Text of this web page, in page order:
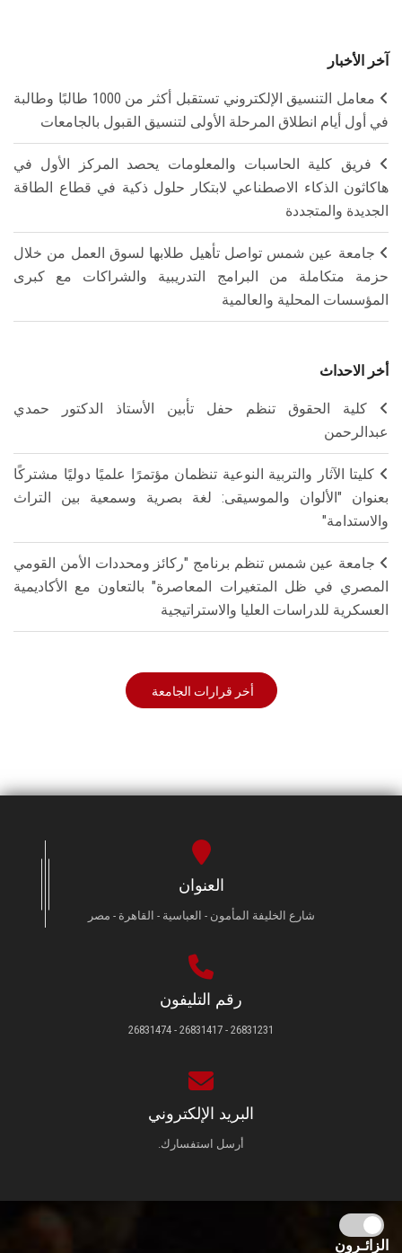
آخر الأخبار
معامل التنسيق الإلكتروني تستقبل أكثر من 1000 طالبًا وطالبة
في أول أيام انطلاق المرحلة الأولى لتنسيق القبول بالجامعات
فريق كلية الحاسبات والمعلومات يحصد المركز الأول في
هاكاثون الذكاء الاصطناعي لابتكار حلول ذكية في قطاع الطاقة
الجديدة والمتجددة
جامعة عين شمس تواصل تأهيل طلابها لسوق العمل من خلال
حزمة متكاملة من البرامج التدريبية والشراكات مع كبرى
المؤسسات المحلية والعالمية
أخر الاحداث
كلية الحقوق تنظم حفل تأبين الأستاذ الدكتور حمدي
عبدالرحمن
كليتا الآثار والتربية النوعية تنظمان مؤتمرًا علميًا دوليًا مشتركًا
بعنوان "الألوان والموسيقى: لغة بصرية وسمعية بين التراث
والاستدامة"
جامعة عين شمس تنظم برنامج "ركائز ومحددات الأمن القومي
المصري في ظل المتغيرات المعاصرة" بالتعاون مع الأكاديمية
العسكرية للدراسات العليا والاستراتيجية
أخر قرارات الجامعة
العنوان
شارع الخليفة المأمون - العباسية - القاهرة - مصر
رقم التليفون
26831231 - 26831417 - 26831474
البريد الإلكتروني
أرسل استفسارك.
الزائـرون